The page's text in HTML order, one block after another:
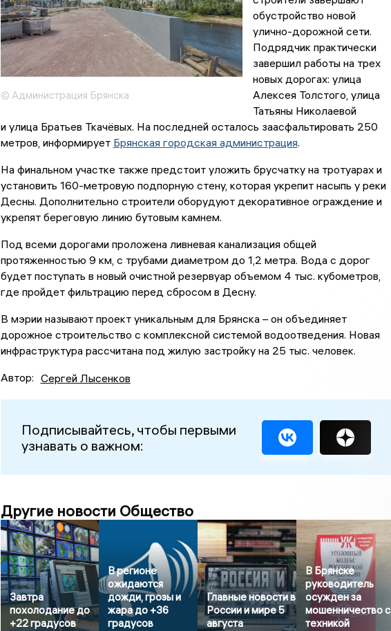
© Администрация Брянска
обустройство новой
улично-дорожной сети.
Подрядчик практически
завершил работы на трех
новых дорогах: улица
Алексея Толстого, улица
Татьяны Николаевой
и улица Братьев Ткачёвых. На последней осталось заасфальтировать 250
метров, информирует Брянская городская администрация.
На финальном участке также предстоит уложить брусчатку на тротуарах и
установить 160-метровую подпорную стену, которая укрепит насыпь у реки
Десны. Дополнительно строители оборудуют декоративное ограждение и
укрепят береговую линию бутовым камнем.
Под всеми дорогами проложена ливневая канализация общей
протяженностью 9 км, с трубами диаметром до 1,2 метра. Вода с дорог
будет поступать в новый очистной резервуар объемом 4 тыс. кубометров,
где пройдет фильтрацию перед сбросом в Десну.
В мэрии называют проект уникальным для Брянска – он объединяет
дорожное строительство с комплексной системой водоотведения. Новая
инфраструктура рассчитана под жилую застройку на 25 тыс. человек.
Автор: Сергей Лысенков
Подписывайтесь, чтобы первыми
узнавать о важном:
Другие новости Общество
Завтра
похолодание до
+22 градусов
В регионе
ожидаются
дожди, грозы и
жара до +36
градусов
Главные новости в
России и мире 5
августа
В Брянске
руководитель
осужден за
мошенничество с
техникой